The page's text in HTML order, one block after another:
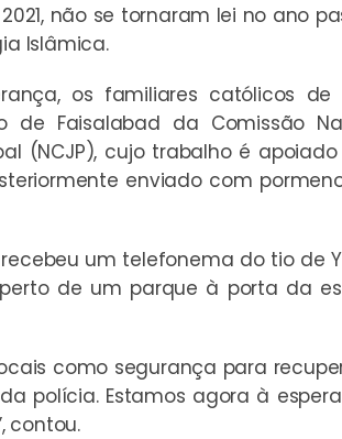
não se tornaram lei no ano
Islâmica.
os familiares católicos
de Faisalabad da Comissão
(NCJP), cujo trabalho é
enviado com
recebeu um telefonema do tio de
de um parque à porta da
como segurança para
polícia. Estamos agora à
contou.